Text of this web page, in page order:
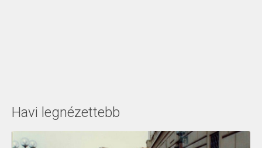
Havi legnézettebb